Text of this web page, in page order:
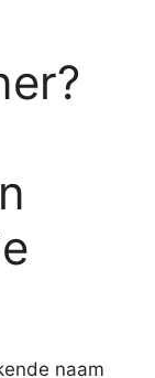
naam